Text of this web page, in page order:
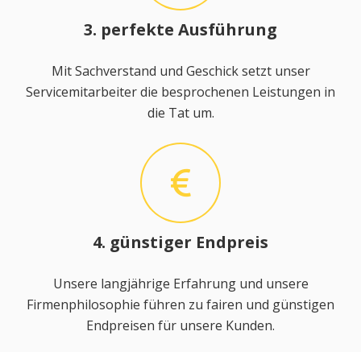
3. perfekte Ausführung
Mit Sachverstand und Geschick setzt unser
Servicemitarbeiter die besprochenen Leistungen in
die Tat um.
4. günstiger Endpreis
Unsere langjährige Erfahrung und unsere
Firmenphilosophie führen zu fairen und günstigen
Endpreisen für unsere Kunden.